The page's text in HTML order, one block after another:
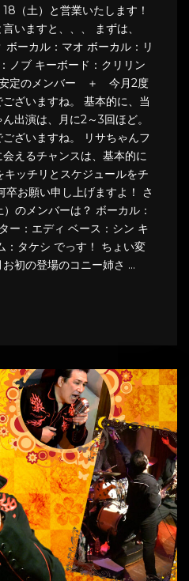
（土）と営業いたします！
いますと、、、 まずは、
ーカル：マオ ボーカル：リ
ノブ キーボード：クリリン
安定のメンバー ＋ 今月2度
ざいますね。 基本的に、当
出演は、月に2～3回ほど。
ざいますね。 リサちゃんフ
えるチャンスは、基本的に
ッチリとスケジュールをチ
卒お願い申し上げますよ！ さ
のメンバーは？ ボーカル：
ー：エディ ベース：シン キ
：タケシ でっす！ ちょい変
初の登場のコニー姉さ …